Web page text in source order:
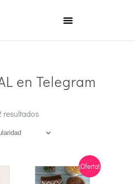
en Telegram
resultadospor
¡Oferta!
El
precio
El
precio